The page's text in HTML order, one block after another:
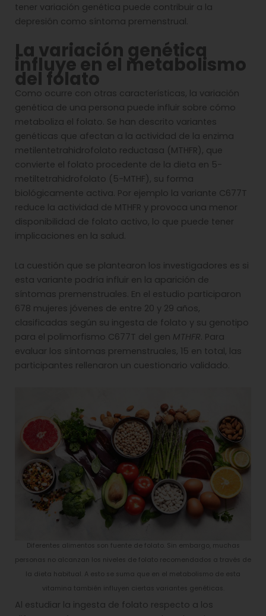
tener variación genética puede contribuir a la
depresión como síntoma premenstrual.
La variación genética
influye en el metabolismo
del folato
Como ocurre con otras características, la variación
genética de una persona puede influir sobre cómo
metaboliza el folato. Se han descrito variantes
genéticas que afectan a la actividad de la enzima
metilentetrahidrofolato reductasa (MTHFR), que
convierte el folato procedente de la dieta en 5-
metiltetrahidrofolato (5-MTHF), su forma
biológicamente activa. Por ejemplo la variante C677T
reduce la actividad de MTHFR y provoca una menor
disponibilidad de folato activo, lo que puede tener
implicaciones en la salud.
La cuestión que se plantearon los investigadores es si
esta variante podría influir en la aparición de
síntomas premenstruales. En el estudio participaron
678 mujeres jóvenes de entre 20 y 29 años,
clasificadas según su ingesta de folato y su genotipo
para el polimorfismo C677T del gen MTHFR. Para
evaluar los síntomas premenstruales, 15 en total, las
participantes rellenaron un cuestionario validado.
Diferentes alimentos son fuente de folato. Sin embargo, muchas
personas no alcanzan los niveles de folato recomendados a través de
la dieta habitual. A esto se suma que en el metabolismo de esta
vitamina también influyen ciertas variantes genéticas.
Al estudiar la ingesta de folato respecto a los